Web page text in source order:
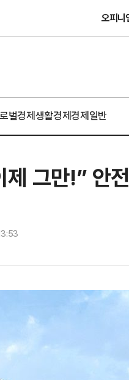
오피니
벌경제생활경제경제일반
그만!” 안